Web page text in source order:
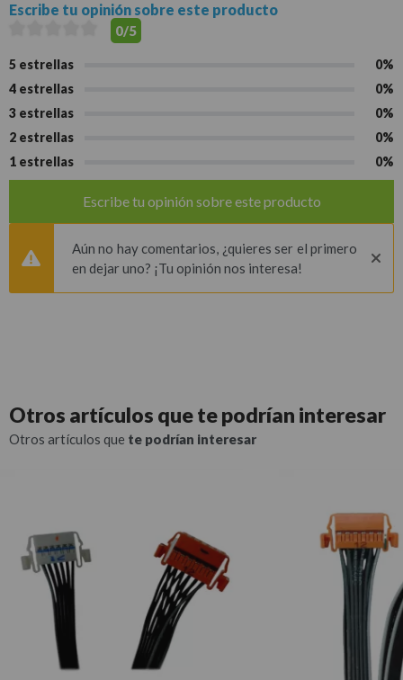
Escribe tu opinión sobre este producto
0/5
5 estrellas
0%
4 estrellas
0%
3 estrellas
0%
2 estrellas
0%
1 estrellas
0%
Escribe tu opinión sobre este producto
Aún no hay comentarios, ¿quieres ser el primero
en dejar uno? ¡Tu opinión nos interesa!
Otros artículos quete podrían interesar
Otros artículos que te podrían interesar